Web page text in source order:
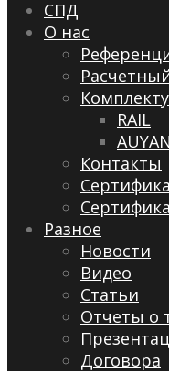
СПД
О нас
RAIL
AUYAN
Контакты
Разное
Новости
Видео
Cтатьи
Отчеты о
Договора